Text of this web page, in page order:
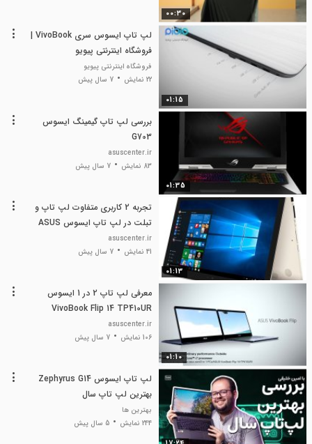
00:30
01:15
لپ تاپ ایسوس سری VivoBook |
فروشگاه اینترنتی پیویو
فروشگاه اینترنتی پیویو
22 نمایش
7 سال پیش
01:35
بررسی لپ تاپ گیمینگ ایسوس
G703
asuscenter.ir
83 نمایش
7 سال پیش
01:13
تجربه 2 کاربری متفاوت لپ تاپ و
تبلت در لپ تاپ ایسوس ASUS
ZenBook Flip UX360CA
asuscenter.ir
41 نمایش
7 سال پیش
01:10
معرفی لپ تاپ 2 در 1 ایسوس
VivoBook Flip 14 TP410UR
asuscenter.ir
106 نمایش
7 سال پیش
لپ تاپ ایسوس Zephyrus G14
بهترین لپ تاپ سال
بهترین ها
244 نمایش
5 سال پیش